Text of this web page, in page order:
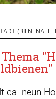
(
ca. neun